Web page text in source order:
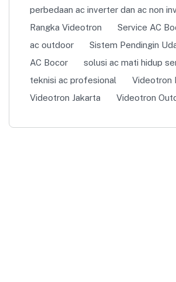
perbedaan ac inverter dan ac non
Rangka Videotron
Service AC
ac outdoor
Sistem Pendingin
AC Bocor
solusi ac mati hidup
teknisi ac profesional
Videotron
Videotron Jakarta
Videotron